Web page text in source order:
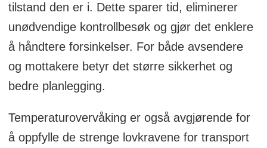
tilstand den er i. Dette sparer tid, eliminerer
unødvendige kontrollbesøk og gjør det enklere
å håndtere forsinkelser. For både avsendere
og mottakere betyr det større sikkerhet og
bedre planlegging.
Temperaturovervåking er også avgjørende for
å oppfylle de strenge lovkravene for transport